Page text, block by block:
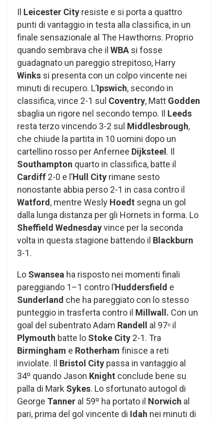
Il Leicester City resiste e si porta a quattro
punti di vantaggio in testa alla classifica, in un
finale sensazionale al The Hawthorns. Proprio
quando sembrava che il WBA si fosse
guadagnato un pareggio strepitoso, Harry
Winks si presenta con un colpo vincente nei
minuti di recupero. L’Ipswich, secondo in
classifica, vince 2-1 sul Coventry, Matt Godden
sbaglia un rigore nel secondo tempo. Il Leeds
resta terzo vincendo 3-2 sul Middlesbrough,
che chiude la partita in 10 uomini dopo un
cartellino rosso per Anfernee Dijksteel . Il
Southampton quarto in classifica, batte il
Cardiff 2-0 e l’Hull City rimane sesto
nonostante abbia perso 2-1 in casa contro il
Watford , mentre Wesly Hoedt segna un gol
dalla lunga distanza per gli Hornets in forma. Lo
Sheffield Wednesdayvince per la seconda
volta in questa stagione battendo il Blackburn
3-1.
Lo Swansea ha risposto nei momenti finali
pareggiando 1–1 contro l’Huddersfield e
Sunderland che ha pareggiato con lo stesso
punteggio in trasferta contro il Millwall. Con un
goal del subentrato Adam Randell al 97o il
Plymouth batte lo Stoke City 2-1. Tra
Birmingham e Rotherham finisce a reti
inviolate. Il Bristol City passa in vantaggio al
34º quando Jason Knight conclude bene su
palla di Mark Sykes. Lo sfortunato autogol di
George Tanner al 59º ha portato il Norwich al
pari, prima del gol vincente di Idah nei minuti di